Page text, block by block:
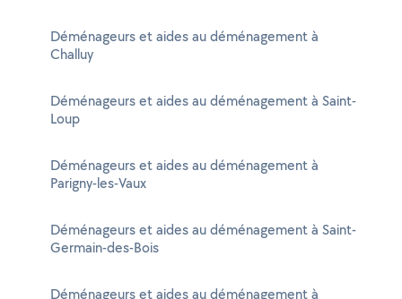
Déménageurs et aides au déménagement à
Challuy
Déménageurs et aides au déménagement à Saint-
Loup
Déménageurs et aides au déménagement à
Parigny-les-Vaux
Déménageurs et aides au déménagement à Saint-
Germain-des-Bois
Déménageurs et aides au déménagement à